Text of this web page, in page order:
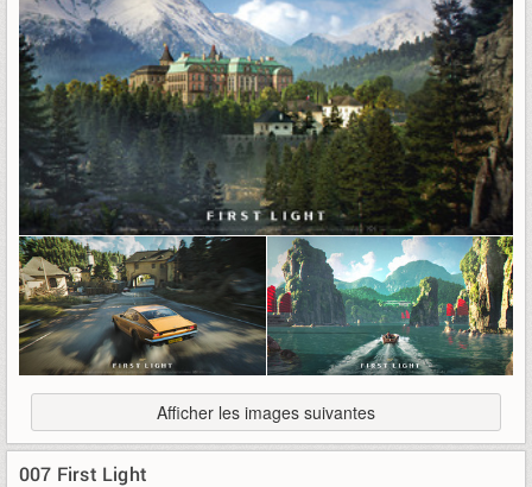
Afficher les images suivantes
007 First Light